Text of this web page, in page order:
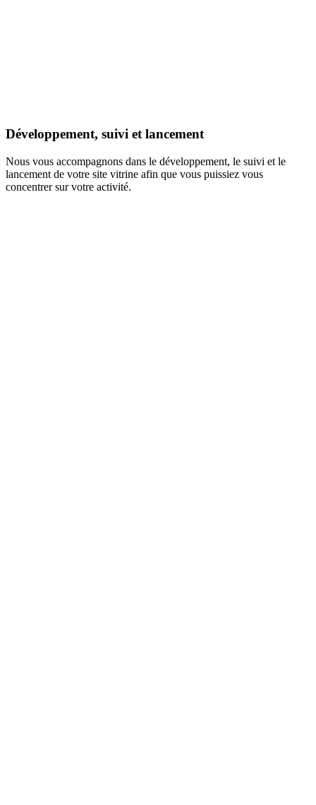
Développement, suivi et lancement
Nous vous accompagnons dans le développement, le suivi et le
lancement de votre site vitrine afin que vous puissiez vous
concentrer sur votre activité.